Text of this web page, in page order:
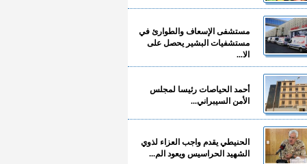
مستشفى الإسعاف والطوارئ في
مستشفيات البشير يحصل على
الا...
أحمد الحياصات رئيسا لمجلس
الأمن السيبراني...
الحنيطي يقدم واجب العزاء لذوي
الشهيد الحراسيس ويعود الم...